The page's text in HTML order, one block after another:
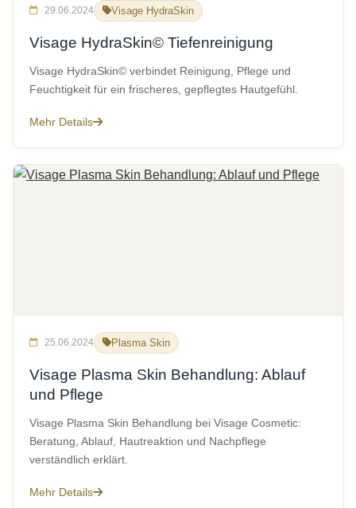
29.06.2024 Visage HydraSkin
Visage HydraSkin© Tiefenreinigung
Visage HydraSkin© verbindet Reinigung, Pflege und
Feuchtigkeit für ein frischeres, gepflegtes Hautgefühl.
Mehr Details
25.06.2024 Plasma Skin
Visage Plasma Skin Behandlung: Ablauf
und Pflege
Visage Plasma Skin Behandlung bei Visage Cosmetic:
Beratung, Ablauf, Hautreaktion und Nachpflege
verständlich erklärt.
Mehr Details